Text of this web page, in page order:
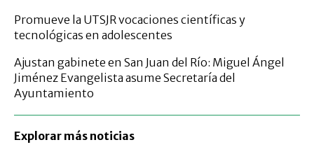
Promueve la UTSJR vocaciones científicas y
tecnológicas en adolescentes
Ajustan gabinete en San Juan del Río: Miguel Ángel
Jiménez Evangelista asume Secretaría del
Ayuntamiento
Explorar más noticias